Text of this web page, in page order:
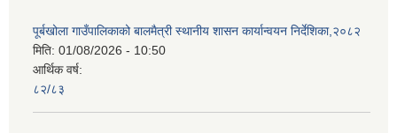
पूर्बखोला गाउँपालिकाको बालमैत्री स्थानीय शासन कार्यान्वयन निर्देशिका,२०८२
मिति: 01/08/2026 - 10:50
आर्थिक वर्ष:
८२/८३